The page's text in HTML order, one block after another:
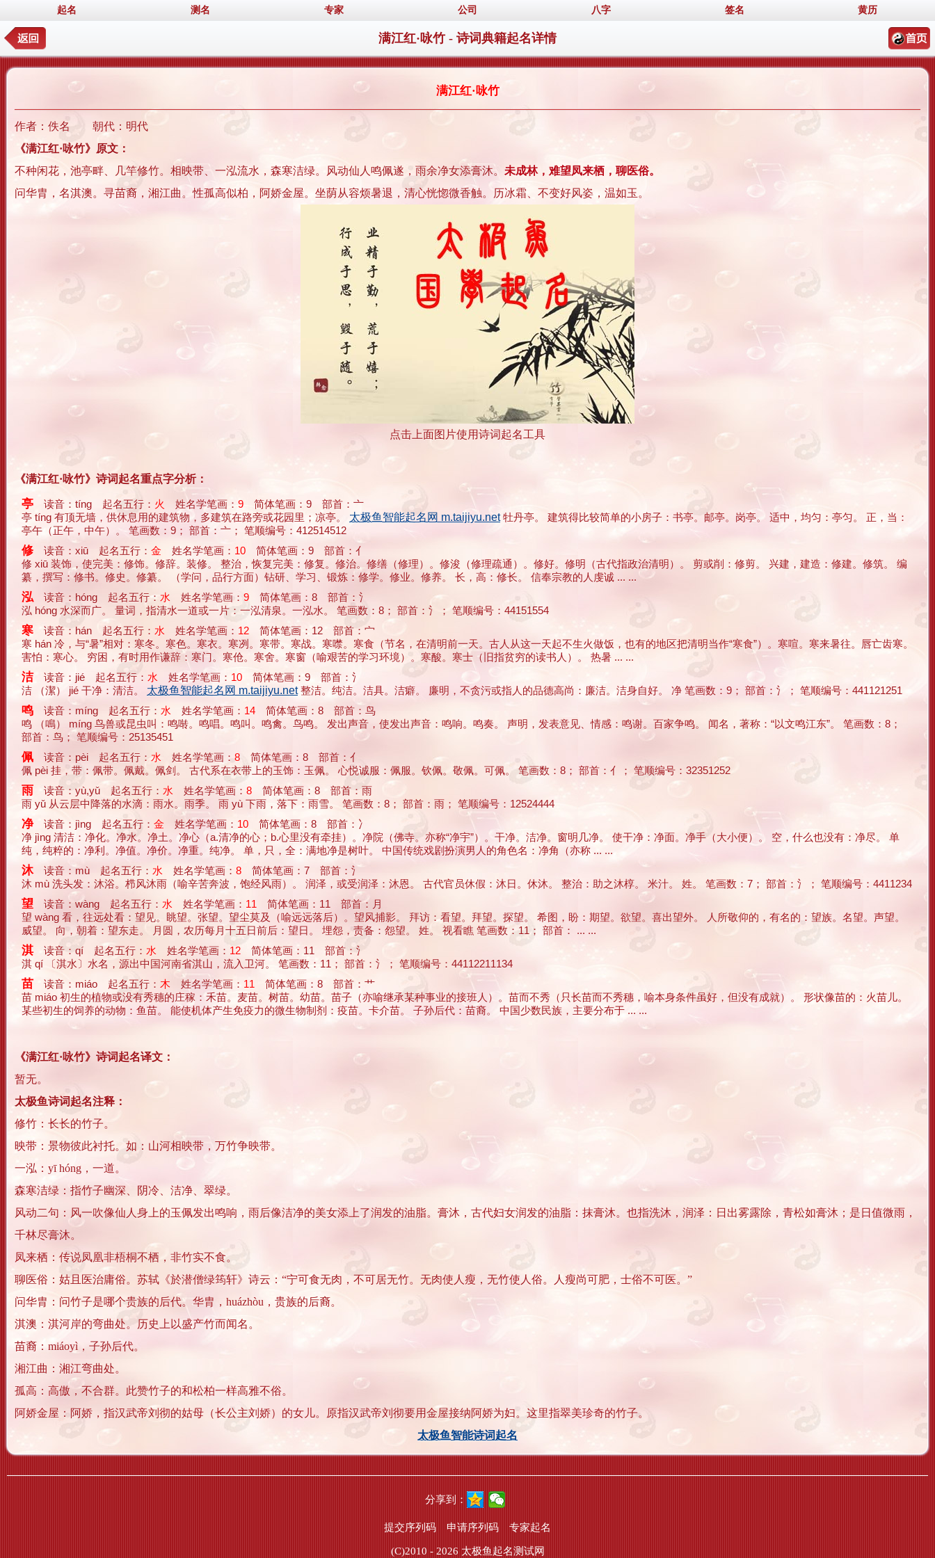
起名 测名 专家 公司 八字 签名 黄历
满江红·咏竹 - 诗词典籍起名详情
满江红·咏竹
作者：佚名 朝代：明代
《满江红·咏竹》原文：
不种闲花，池亭畔、几竿修竹。相映带、一泓流水，森寒洁绿。风动仙人鸣佩遂，雨余净女添膏沐。 未成林，难望凤来栖，聊医俗。
问华胄，名淇澳。寻苗裔，湘江曲。性孤高似柏，阿娇金屋。坐荫从容烦暑退，清心恍惚微香触。历冰霜、不变好风姿，温如玉。
点击上面图片使用诗词起名工具
《满江红·咏竹》诗词起名重点字分析：
亭 读音：tíng 起名五行： 火 姓名学笔画： 9 简体笔画：9 部首：亠
亭 tíng 有顶无墙，供休息用的建筑物，多建筑在路旁或花园里；凉亭。 太极鱼智能起名网 m.taijiyu.net牡丹亭。 建筑得比较简单的小房子：书亭。邮亭。岗亭。 适中，均匀：亭匀。 正，当：
亭午（正午，中午）。 笔画数：9； 部首：亠； 笔顺编号：412514512
修读音：xiū 起名五行： 金 姓名学笔画： 10 简体笔画：9 部首：亻
修 xiū 装饰，使完美：修饰。修辞。装修。 整治，恢复完美：修复。修治。修缮（修理）。修浚（修理疏通）。修好。修明（古代指政治清明）。 剪或削：修剪。 兴建，建造：修建。修筑。 编
纂，撰写：修书。修史。修纂。 （学问，品行方面）钻研、学习、锻炼：修学。修业。修养。 长，高：修长。 信奉宗教的人虔诚 ... ...
泓 读音：hóng 起名五行： 水 姓名学笔画： 9 简体笔画：8 部首：氵
泓 hóng 水深而广。 量词，指清水一道或一片：一泓清泉。一泓水。 笔画数：8； 部首：氵； 笔顺编号：44151554
寒 读音：hán 起名五行： 水 姓名学笔画： 12 简体笔画：12 部首：宀
寒 hán 冷，与“暑”相对：寒冬。寒色。寒衣。寒冽。寒带。寒战。寒噤。寒食（节名，在清明前一天。古人从这一天起不生火做饭，也有的地区把清明当作“寒食”）。寒喧。寒来暑往。唇亡齿寒。
害怕：寒心。 穷困，有时用作谦辞：寒门。寒伧。寒舍。寒窗（喻艰苦的学习环境）。寒酸。寒士（旧指贫穷的读书人）。 热暑 ... ...
洁读音：jié 起名五行： 水 姓名学笔画： 10 简体笔画：9 部首：氵
洁 （潔） jié 干净：清洁。 太极鱼智能起名网 m.taijiyu.net整洁。纯洁。洁具。洁癖。 廉明，不贪污或指人的品德高尚：廉洁。洁身自好。 净 笔画数：9； 部首：氵； 笔顺编号：441121251
鸣 读音：míng 起名五行： 水 姓名学笔画： 14 简体笔画：8 部首：鸟
鸣 （鳴） míng 鸟兽或昆虫叫：鸣啭。鸣唱。鸣叫。鸣禽。鸟鸣。 发出声音，使发出声音：鸣响。鸣奏。 声明，发表意见、情感：鸣谢。百家争鸣。 闻名，著称：“以文鸣江东”。 笔画数：8；
部首：鸟； 笔顺编号：25135451
佩 读音：pèi 起名五行：水 姓名学笔画： 8 简体笔画：8 部首：亻
佩 pèi 挂，带：佩带。佩戴。佩剑。 古代系在衣带上的玉饰：玉佩。 心悦诚服：佩服。钦佩。敬佩。可佩。 笔画数：8； 部首：亻； 笔顺编号：32351252
雨 读音：yù,yǔ 起名五行： 水 姓名学笔画： 8 简体笔画：8 部首：雨
雨 yǔ 从云层中降落的水滴：雨水。雨季。 雨 yù 下雨，落下：雨雪。 笔画数：8； 部首：雨； 笔顺编号：12524444
净读音：jìng 起名五行： 金 姓名学笔画： 10 简体笔画：8 部首：冫
净 jìng 清洁：净化。净水。净土。净心（a.清净的心；b.心里没有牵挂）。净院（佛寺。亦称“净宇”）。干净。洁净。窗明几净。 使干净：净面。净手（大小便）。 空，什么也没有：净尽。 单
纯，纯粹的：净利。净值。净价。净重。纯净。 单，只，全：满地净是树叶。 中国传统戏剧扮演男人的角色名：净角（亦称 ... ...
沐读音：mù 起名五行： 水 姓名学笔画： 8 简体笔画：7 部首：氵
沐 mù 洗头发：沐浴。栉风沐雨（喻辛苦奔波，饱经风雨）。 润泽，或受润泽：沐恩。 古代官员休假：沐日。休沐。 整治：助之沐椁。 米汁。 姓。 笔画数：7； 部首：氵； 笔顺编号：4411234
望 读音：wàng 起名五行： 水 姓名学笔画： 11 简体笔画：11 部首：月
望 wàng 看，往远处看：望见。眺望。张望。望尘莫及（喻远远落后）。望风捕影。 拜访：看望。拜望。探望。 希图，盼：期望。欲望。喜出望外。 人所敬仰的，有名的：望族。名望。声望。
威望。 向，朝着：望东走。 月圆，农历每月十五日前后：望日。 埋怨，责备：怨望。 姓。 视看瞧 笔画数：11； 部首： ... ...
淇读音：qí 起名五行： 水 姓名学笔画： 12 简体笔画：11 部首：氵
淇 qí 〔淇水〕水名，源出中国河南省淇山，流入卫河。 笔画数：11； 部首：氵； 笔顺编号：44112211134
苗 读音：miáo 起名五行： 木 姓名学笔画： 11 简体笔画：8 部首：艹
苗 miáo 初生的植物或没有秀穗的庄稼：禾苗。麦苗。树苗。幼苗。苗子（亦喻继承某种事业的接班人）。苗而不秀（只长苗而不秀穗，喻本身条件虽好，但没有成就）。 形状像苗的：火苗儿。
某些初生的饲养的动物：鱼苗。 能使机体产生免疫力的微生物制剂：疫苗。卡介苗。 子孙后代：苗裔。 中国少数民族，主要分布于 ... ...
《满江红·咏竹》诗词起名译文：
暂无。
太极鱼诗词起名注释：
修竹：长长的竹子。
映带：景物彼此衬托。如：山河相映带，万竹争映带。
一泓：yī hóng，一道。
森寒洁绿：指竹子幽深、阴冷、洁净、翠绿。
风动二句：风一吹像仙人身上的玉佩发出鸣响，雨后像洁净的美女添上了润发的油脂。膏沐，古代妇女润发的油脂：抹膏沐。也指洗沐，润泽：日出雾露除，青松如膏沐；是日值微雨，
千林尽膏沐。
凤来栖：传说凤凰非梧桐不栖，非竹实不食。
聊医俗：姑且医治庸俗。苏轼《於潜僧绿筠轩》诗云：“宁可食无肉，不可居无竹。无肉使人瘦，无竹使人俗。人瘦尚可肥，士俗不可医。”
问华胄：问竹子是哪个贵族的后代。华胄，huázhòu，贵族的后裔。
淇澳：淇河岸的弯曲处。历史上以盛产竹而闻名。
苗裔：miáoyì，子孙后代。
湘江曲：湘江弯曲处。
孤高：高傲，不合群。此赞竹子的和松柏一样高雅不俗。
阿娇金屋：阿娇，指汉武帝刘彻的姑母（长公主刘娇）的女儿。原指汉武帝刘彻要用金屋接纳阿娇为妇。这里指翠美珍奇的竹子。
太极鱼智能诗词起名
分享到：
提交序列码 申请序列码 专家起名
(C)2010 - 2026 太极鱼起名测试网